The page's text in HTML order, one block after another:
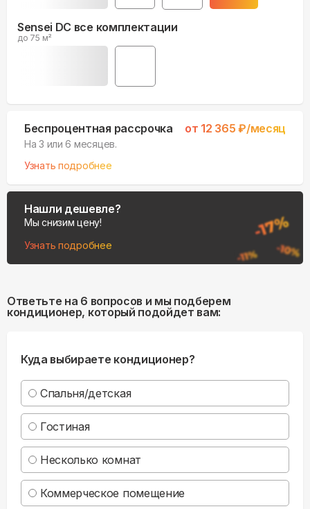
Sensei DC все комплектации
до 75 м²
Беспроцентная рассрочка от 12 365 ₽/месяц
На 3 или 6 месяцев.
Узнать подробнее
Нашли дешевле?
Мы снизим цену!
Узнать подробнее
Ответьте на 6 вопросов и мы подберем
кондиционер, который подойдет вам:
Куда выбираете кондиционер?
Спальня/детская
Гостиная
Несколько комнат
Коммерческое помещение